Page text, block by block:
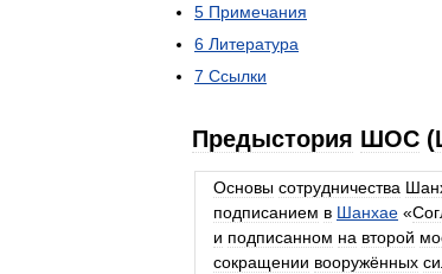
5 Примечания
6 Литература
7 Ссылки
Предыстория ШОС (
Основы сотрудничества
подписанием в Шанхае «
и подписанном на второй
сокращении вооружённых